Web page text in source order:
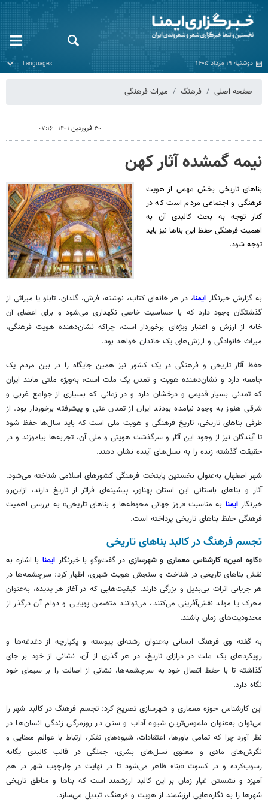
دوشنبه ۱۹ مرداد ۱۴۰۵
صفحه اصلی فرهنگ میراث فرهنگی
۳۰ فروردین ۱۴۰۱ - ۰۷:۱۶
نیمه گمشده آثار کهن
بناهای تاریخی بخش مهمی از هویت
فرهنگی و اجتماعی مردم است که در
کنار توجه به بحث کالبدی آن به
اهمیت فرهنگی حفظ این بناها نیز باید
توجه شود.
به گزارش خبرنگار ایمنا، در هر خانه‌ای کتاب، نوشته‌، فرش، گلدان، تابلو یا میراثی از
گذشتگان وجود دارد که با حساسیت خاصی نگهداری می‌شود و برای اعضای آن
خانه از ارزش و اعتبار ویژه‌ای برخوردار است، چراکه نشان‌دهنده هویت فرهنگی،
میراث خانوادگی و ارزش‌های یک خاندان خواهد بود.
حفظ آثار تاریخی و فرهنگی در یک کشور نیز همین جایگاه را در بین مردم یک
جامعه دارد و نشان‌دهنده هویت و تمدن یک ملت است، به‌ویژه ملتی مانند ایران
که تمدنی بسیار قدیمی و درخشان دارد و در زمانی که بسیاری از جوامع غربی و
شرقی هنوز به وجود نیامده بودند ایران از تمدن غنی و پیشرفته برخوردار بود. از
طرفی بناهای تاریخی، تاریخ فرهنگی و هویت ملی است که باید سال‌ها حفظ شود
تا آیندگان نیز از وجود این آثار و سرگذشت هویتی و ملی آن، تجربه‌ها بیاموزند و در
حقیقت گذشته زنده را به نسل‌های آینده نشان دهند.
شهر اصفهان به‌عنوان نخستین پایتخت فرهنگی کشورهای اسلامی شناخته می‌شود.
آثار و بناهای باستانی این استان پهناور، پیشینه‌ای فراتر از تاریخ دارند، ازاین‌رو
خبرنگارایمنا به مناسبت «روز جهانی محوطه‌ها و بناهای تاریخی» به بررسی اهمیت
فرهنگی حفظ بناهای تاریخی پرداخته است.
تجسم فرهنگ در کالبد بناهای تاریخی
«کاوه امین» کارشناس معماری و شهرسازی در گفت‌وگو با خبرنگار ایمنابا اشاره به
نقش بناهای تاریخی در شناخت و سنجش هویت شهری، اظهار کرد: سرچشمه‌ها در
هر جریانی اثرات بی‌بدیل و بزرگی دارند. کیفیت‌هایی که در آغاز هر پدیده، به‌عنوان
محرک یا مولد نقش‌آفرینی می‌کنند، می‌توانند متضمن پویایی و دوام آن درگذر از
محدودیت‌های زمان باشند.
به گفته وی فرهنگ انسانی به‌عنوان رشته‌ای پیوسته و یکپارچه از دغدغه‌ها و
رویکردهای یک ملت در درازای تاریخ، در هر گذری از آن، نشانی از خود بر جای
گذاشته تا با حفظ اتصال خود به سرچشمه‌ها، نشانی از اصالت را بر سیمای خود
نگاه دارد.
این کارشناس حوزه معماری و شهرسازی تصریح کرد: تجسم فرهنگ در کالبد شهر را
می‌توان به‌عنوان ملموس‌ترین شیوه آداب و سنن در روزمرگی زندگی انسان‌ها در
نظر آورد چرا که تمامی باورها، اعتقادات، شیوه‌های تفکر، ارتباط با عوالم معنایی و
نگرش‌های مادی و معنوی نسل‌های بشری، جملگی در قالب کالبدی یگانه
رسوب‌کرده و در کسوت «بنا» ظاهر می‌شود تا در نهایت در چارچوب شهر در هم
آمیزد و نشستن غبار زمان بر این کالبد ارزشمند است که بناها و مناطق تاریخی
شهرها را به نگاره‌هایی ارزشمند از هویت و فرهنگ، تبدیل می‌سازد.